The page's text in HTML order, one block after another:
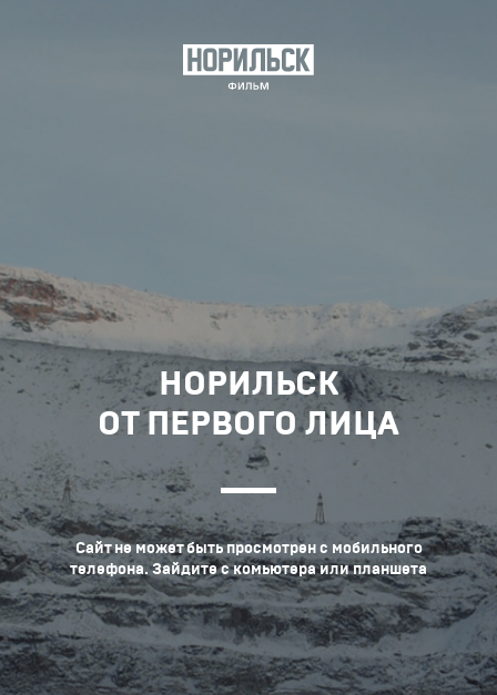
НОРИЛЬСК
ОТ ПЕРВОГО ЛИЦА
Сайт не может быть просмотрен с мобильного
телефона. Зайдите с комьютера или планшета